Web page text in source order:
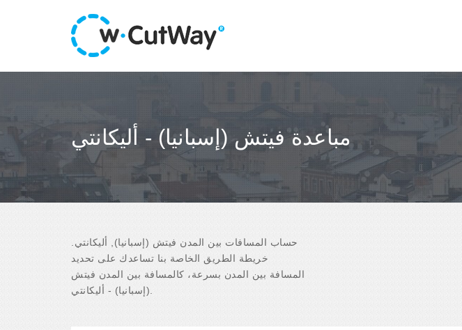
مباعدة فيتش (إسبانيا) - أليكانتي
حساب المسافات بين المدن فيتش (إسبانيا), أليكانتي.
خريطة الطريق الخاصة بنا تساعدك على تحديد
المسافة بين المدن بسرعة، كالمسافة بين المدن فيتش